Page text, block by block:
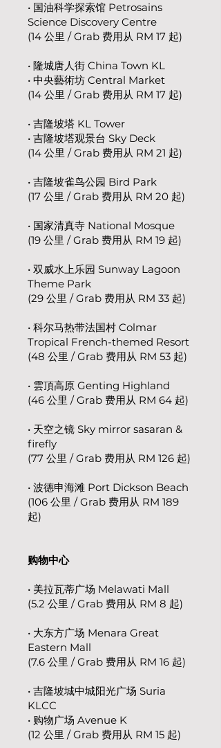
• 国油科学探索馆 Petrosains
Science Discovery Centre
(14 公里 / Grab 费用从 RM 17 起)
• 隆城唐人街 China Town KL
• 中央藝術坊 Central Market​​
(14 公里 / Grab 费用从 RM 17 起)
• 吉隆坡塔 KL Tower
• 吉隆坡塔观景台 Sky Deck
(14 公里 / Grab 费用从 RM 21 起)
• 吉隆坡雀鸟公园 Bird Park
(17 公里 / Grab 费用从 RM 20 起)
• 国家清真寺 National Mosque
(19 公里 / Grab 费用从 RM 19 起)
• 双威水上乐园 Sunway Lagoon
Theme Park
(29 公里 / Grab 费用从 RM 33 起)
• 科尔马热带法国村 Colmar
Tropical French-themed Resort
(48 公里 / Grab 费用从 RM 53 起)
• 雲頂高原 Genting Highland
(46 公里 / Grab 费用从 RM 64 起)
• 天空之镜 Sky mirror sasaran &
firefly
(77 公里 / Grab 费用从 RM 126 起)
• 波德申海滩 Port Dickson Beach
(106 公里 / Grab 费用从 RM 189
起)
购物中心
• 美拉瓦蒂广场 Melawati Mall
(5.2 公里 / Grab 费用从 RM 8 起)
• 大东方广场 Menara Great
Eastern Mall
(7.6 公里 / Grab 费用从 RM 16 起)
• 吉隆坡城中城阳光广场 Suria
KLCC
• 购物广场 Avenue K
(12 公里 / Grab 费用从 RM 15 起)